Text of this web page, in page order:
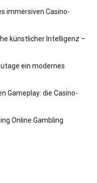
immersiven Casino-
künstlicher Intelligenz –
ein modernes
Gameplay: die Casino-
Online Gambling